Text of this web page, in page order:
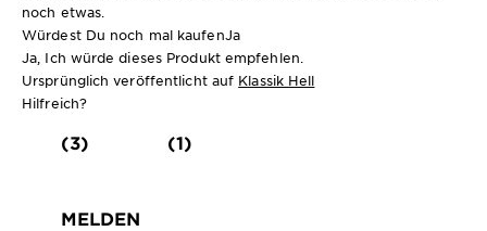
noch etwas.
Würdest Du noch mal kaufenJa
Ja, Ich würde dieses Produkt empfehlen.
Ursprünglich veröffentlicht auf Klassik Hell
Hilfreich?
(3) (1)
MELDEN